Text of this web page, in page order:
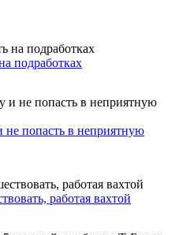
подработках
не попасть в неприятную
работая вахтой